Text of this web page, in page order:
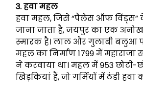
3. हवा महल
हवा महल, जिसे “पैलेस ऑफ विंड्स”
जाना जाता है, जयपुर का एक
स्मारक है। लाल और गुलाबी बलुआ
महल का निर्माण 1799 में महाराजा
ने करवाया था। महल में 953 छोटी-
खिड़कियां हैं, जो गर्मियों में ठंडी हवा